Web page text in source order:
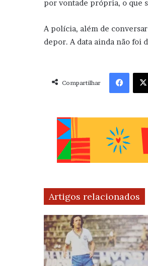
por vontade própria, o que
A polícia, além de
depor. A data ainda não foi
Compartilhar
Facebook
Artigos relacionados